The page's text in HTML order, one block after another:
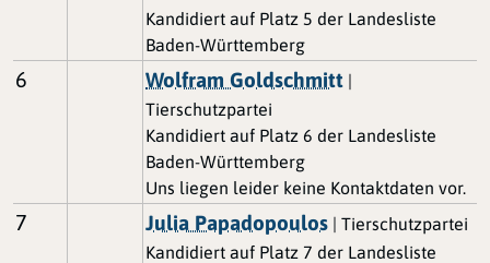
Kandidiert auf Platz 5 der Landesliste
Baden-Württemberg
6 Wolfram Goldschmitt |
Tierschutzpartei
Kandidiert auf Platz 6 der Landesliste
Baden-Württemberg
Uns liegen leider keine Kontaktdaten vor.
7 Julia Papadopoulos | Tierschutzpartei
Kandidiert auf Platz 7 der Landesliste